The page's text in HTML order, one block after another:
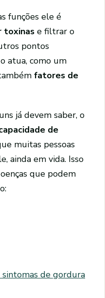
funções ele é
toxinas e filtrar o
pontos
atua, como um
fatores de
já devem saber, o
de
muitas pessoas
ainda em vida. Isso
que podem
sintomas de gordura